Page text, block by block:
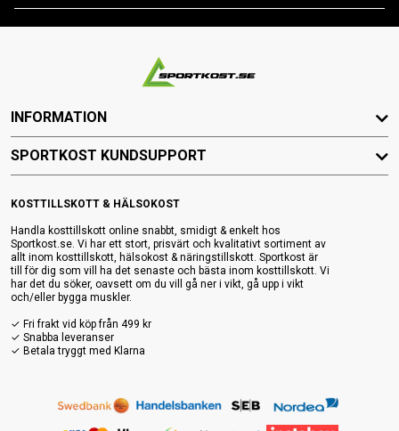
KOSTTILLSKOTT & HÄLSOKOST
Handla kosttillskott online snabbt, smidigt & enkelt hos
Sportkost.se. Vi har ett stort, prisvärt och kvalitativt sortiment av
allt inom kosttillskott, hälsokost & näringstillskott. Sportkost är
till för dig som vill ha det senaste och bästa inom kosttillskott. Vi
har det du söker, oavsett om du vill gå ner i vikt, gå upp i vikt
och/eller bygga muskler.
✓ Fri frakt vid köp från 499 kr
✓ Snabba leveranser
✓ Betala tryggt med Klarna
INFORMATION
SPORTKOST KUNDSUPPORT